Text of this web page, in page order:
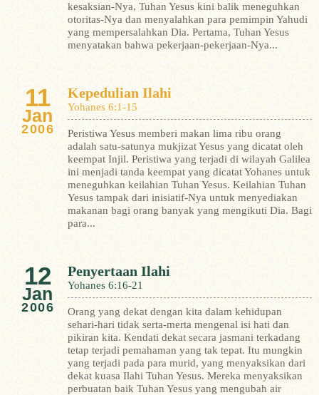
kesaksian-Nya, Tuhan Yesus kini balik meneguhkan
otoritas-Nya dan menyalahkan para pemimpin Yahudi
yang mempersalahkan Dia. Pertama, Tuhan Yesus
menyatakan bahwa pekerjaan-pekerjaan-Nya...
11
Jan
2006
Kepedulian Ilahi
Yohanes 6:1-15
Peristiwa Yesus memberi makan lima ribu orang
adalah satu-satunya mukjizat Yesus yang dicatat oleh
keempat Injil. Peristiwa yang terjadi di wilayah Galilea
ini menjadi tanda keempat yang dicatat Yohanes untuk
meneguhkan keilahian Tuhan Yesus. Keilahian Tuhan
Yesus tampak dari inisiatif-Nya untuk menyediakan
makanan bagi orang banyak yang mengikuti Dia. Bagi
para...
12
Jan
2006
Penyertaan Ilahi
Yohanes 6:16-21
Orang yang dekat dengan kita dalam kehidupan
sehari-hari tidak serta-merta mengenal isi hati dan
pikiran kita. Kendati dekat secara jasmani terkadang
tetap terjadi pemahaman yang tak tepat.Itu mungkin
yang terjadi pada para murid, yang menyaksikan dari
dekat kuasa Ilahi Tuhan Yesus. Mereka menyaksikan
perbuatan baik Tuhan Yesus yang mengubah air